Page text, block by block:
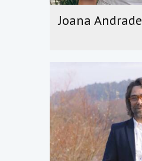
Joana Andrade